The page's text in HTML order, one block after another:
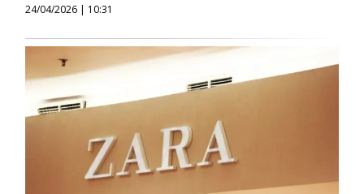
24/04/2026 | 10:31